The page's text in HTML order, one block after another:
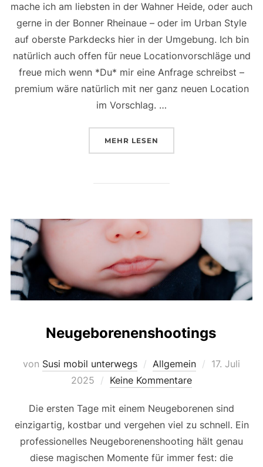
mache ich am liebsten in der Wahner Heide, oder auch
gerne in der Bonner Rheinaue – oder im Urban Style
auf oberste Parkdecks hier in der Umgebung. Ich bin
natürlich auch offen für neue Locationvorschläge und
freue mich wenn *Du* mir eine Anfrage schreibst –
premium wäre natürlich mit ner ganz neuen Location
im Vorschlag. …
MEHR ÜBER „ABENDSHOOTINGS …“
LESEN
Neugeborenenshootings
von Susi mobil unterwegs Allgemein
17. Juli
2025
Keine Kommentare
Die ersten Tage mit einem Neugeborenen sind
einzigartig, kostbar und vergehen viel zu schnell. Ein
professionelles Neugeborenenshooting hält genau
diese magischen Momente für immer fest: die